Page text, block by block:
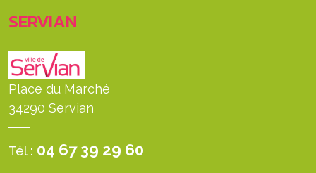
SERVIAN
Place du Marché
34290 Servian
Tél : 04 67 39 29 60